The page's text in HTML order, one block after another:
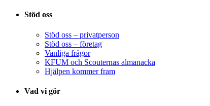
Stöd oss
Stöd oss – privatperson
Stöd oss – företag
Vanliga frågor
KFUM och Scouternas almanacka
Hjälpen kommer fram
Vad vi gör